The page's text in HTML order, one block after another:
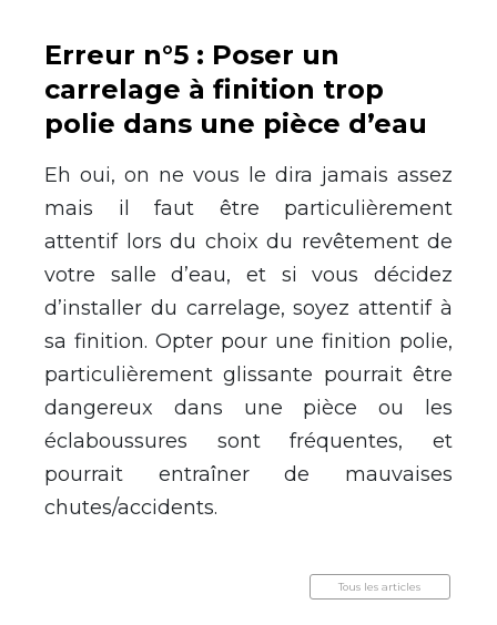
Erreur n°5 : Poser un
carrelage à finition trop
polie dans une pièce d’eau
Eh oui, on ne vous le dira jamais assez
mais il faut être particulièrement
attentif lors du choix du revêtement de
votre salle d’eau, et si vous décidez
d’installer du carrelage, soyez attentif à
sa finition. Opter pour une finition polie,
particulièrement glissante pourrait être
dangereux dans une pièce ou les
éclaboussures sont fréquentes, et
pourrait entraîner de mauvaises
chutes/accidents.
Tous les articles